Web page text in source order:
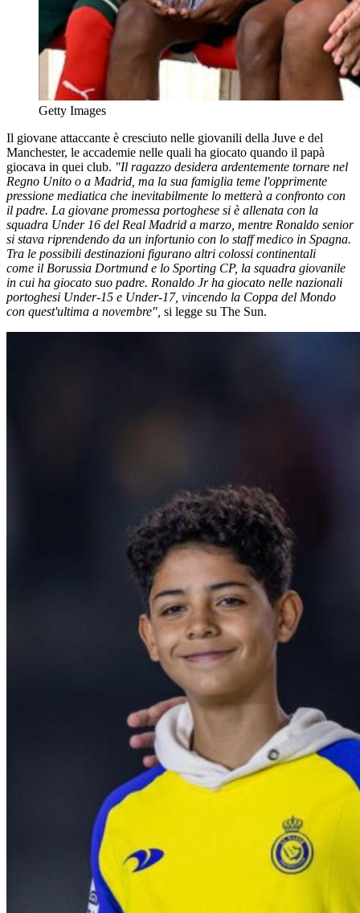
Getty Images
Il giovane attaccante è cresciuto nelle giovanili della Juve e del
Manchester, le accademie nelle quali ha giocato quando il papà
giocava in quei club. "Il ragazzo desidera ardentemente tornare nel
Regno Unito o a Madrid, ma la sua famiglia teme l'opprimente
pressione mediatica che inevitabilmente lo metterà a confronto con
il padre. La giovane promessa portoghese si è allenata con la
squadra Under 16 del Real Madrid a marzo, mentre Ronaldo senior
si stava riprendendo da un infortunio con lo staff medico in Spagna.
Tra le possibili destinazioni figurano altri colossi continentali
come il Borussia Dortmund e lo Sporting CP, la squadra giovanile
in cui ha giocato suo padre. Ronaldo Jr ha giocato nelle nazionali
portoghesi Under-15 e Under-17, vincendo la Coppa del Mondo
con quest'ultima a novembre", si legge su The Sun.